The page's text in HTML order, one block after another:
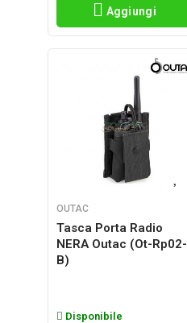
Aggiungi
OUTAC
Tasca Porta Radio
NERA Outac (ot-Rp02-
B)
Disponibile